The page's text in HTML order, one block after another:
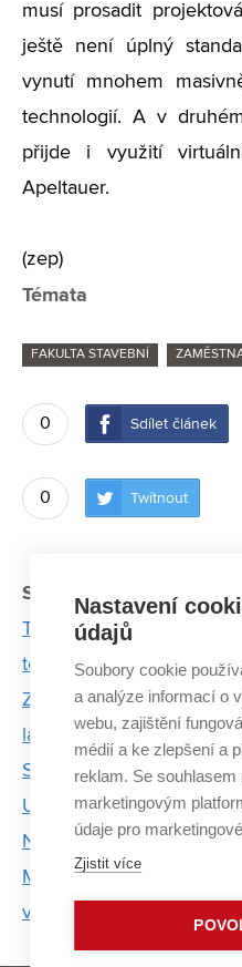
musí prosadit
ještě není úplný
vynutí mnohem
technologií. A v
přijde i využití
Apeltauer.
(zep)
Témata
FAKULTA STAVEBNÍ
0 Sdílet článek
0 Twítnout
Související články:
Tomáš Apeltauer:
téma. Naše modely v
Z Islandu dovezl vědec
lávy
Střechu VIDA centra
Upozorní, kdy odklidit
Nejslabší umírá, zbytek
Mladí profesoři se
vývoj, neplánovali jsme to
Nastavení
údajů
Soubory cookie
a analýze informací o
webu, zajištění
médií a ke zlepšení a
reklam. Se
marketingovým
údaje pro
Zjistit více